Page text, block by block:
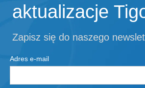
aktualizacje
Zapisz się do naszego
Adres e-mail